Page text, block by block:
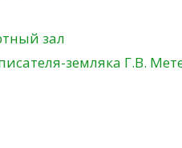
зал
земляка Г.В.